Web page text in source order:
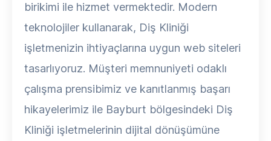
birikimi ile hizmet vermektedir. Modern
teknolojiler kullanarak, Diş Kliniği
işletmenizin ihtiyaçlarına uygun web siteleri
tasarlıyoruz. Müşteri memnuniyeti odaklı
çalışma prensibimiz ve kanıtlanmış başarı
hikayelerimiz ile Bayburt bölgesindeki Diş
Kliniği işletmelerinin dijital dönüşümüne